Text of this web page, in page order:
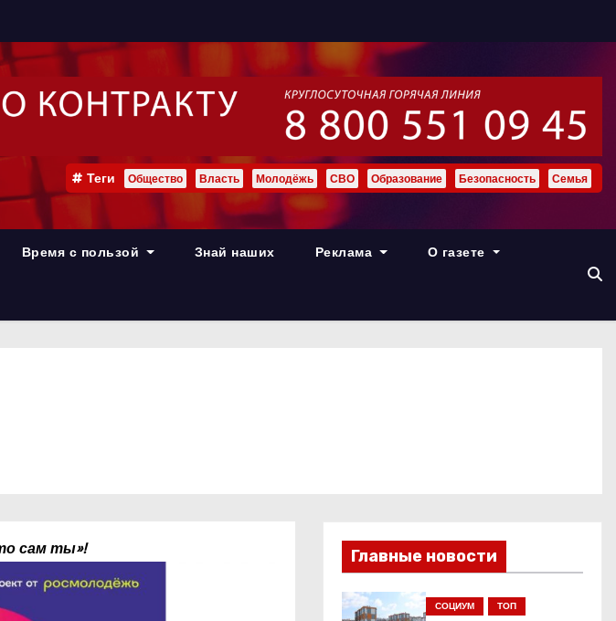
Теги Общество Власть Молодёжь СВО Образование Безопасность Семья
Время с пользой Знай наших Реклама О газете
сам ты»!
Главные новости
СОЦИУМ ТОП